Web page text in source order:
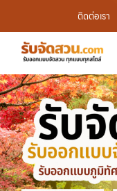
ติดต่อเรา